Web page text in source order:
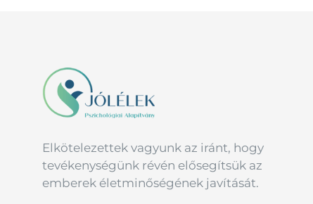
Elkötelezettek vagyunk az iránt, hogy
tevékenységünk révén elősegítsük az
emberek életminőségének javítását.